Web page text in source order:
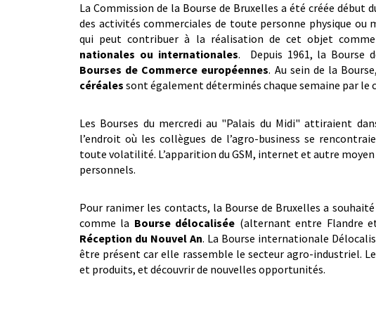
La Commission de la Bourse de Bruxelles a été créée
des activités commerciales de toute personne physique
qui peut contribuer à la réalisation de cet objet comme
nationales ou internationales. Depuis 1961, la Bourse
Bourses de Commerce européennes. Au sein de la
céréales sont également déterminés chaque semaine par le
Les Bourses du mercredi au "Palais du Midi" attiraient
l’endroit où les collègues de l’agro-business se
toute volatilité. L’apparition du GSM, internet et autre
personnels.
Pour ranimer les contacts, la Bourse de Bruxelles a souhaité
comme la Bourse délocalisée (alternant entre Flandre
Réception du Nouvel An. La Bourse internationale
être présent car elle rassemble le secteur agro-industriel.
et produits, et découvrir de nouvelles opportunités.